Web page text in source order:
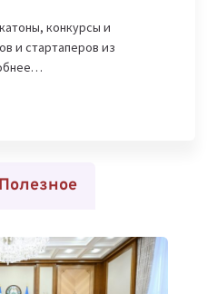
конкурсы и
и стартаперов из
Полезное